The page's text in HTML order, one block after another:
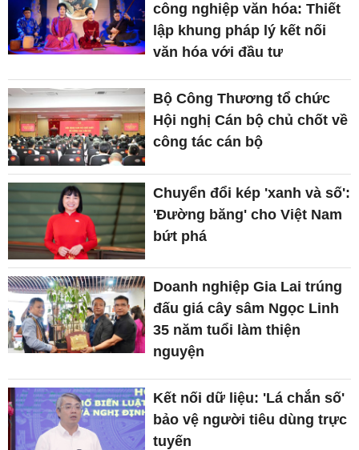
công nghiệp văn hóa: Thiết
lập khung pháp lý kết nối
văn hóa với đầu tư
Bộ Công Thương tổ chức
Hội nghị Cán bộ chủ chốt về
công tác cán bộ
Chuyển đổi kép 'xanh và số':
'Đường băng' cho Việt Nam
bứt phá
Doanh nghiệp Gia Lai trúng
đấu giá cây sâm Ngọc Linh
35 năm tuổi làm thiện
nguyện
Kết nối dữ liệu: 'Lá chắn số'
bảo vệ người tiêu dùng trực
tuyến